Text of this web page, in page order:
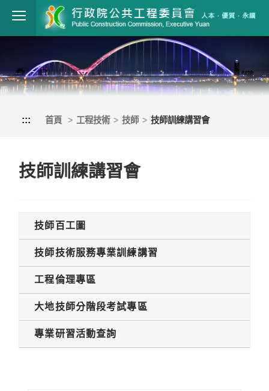
跳到主要內容
行政院公共工
::: 首頁 工程技術 技師 技師訓練講習會
技師訓練講習會
技師百工圖
技師技術服務專業訓練講習
工程倫理專區
大地技師分階段考試專區
專業研習活動查詢